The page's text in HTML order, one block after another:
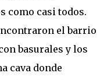
como casi todos.
el barrio
basurales y los
cava donde